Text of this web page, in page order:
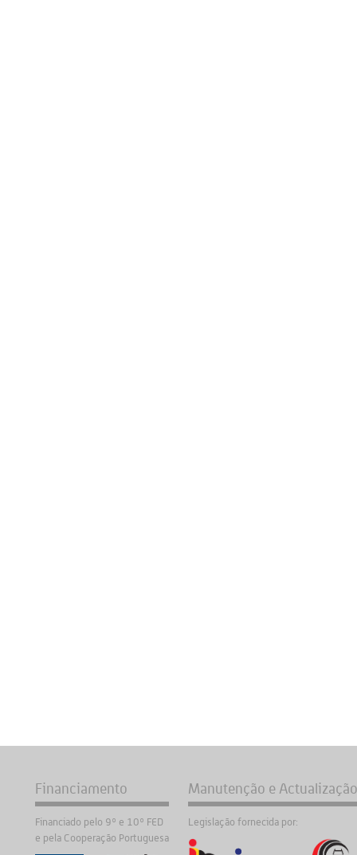
Financiamento
Financiado pelo 9º e 10º FED
e pela Cooperação Portuguesa
Manutenção e Actualização
Legislação fornecida por: